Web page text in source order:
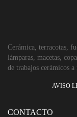
Cerámica, terracotas,
lámparas, macetas,
de trabajos cerámicos a
AVISO
CONTACTO